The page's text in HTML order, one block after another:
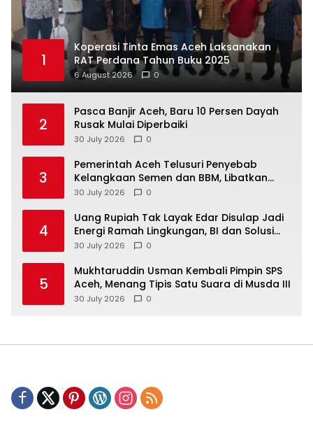
1
Koperasi Tinta Emas Aceh Laksanakan
RAT Perdana Tahun Buku 2025
6 August 2026 0
2
Pasca Banjir Aceh, Baru 10 Persen Dayah
Rusak Mulai Diperbaiki
30 July 2026 0
3
Pemerintah Aceh Telusuri Penyebab
Kelangkaan Semen dan BBM, Libatkan
Polda Aceh
30 July 2026 0
4
Uang Rupiah Tak Layak Edar Disulap Jadi
Energi Ramah Lingkungan, BI dan Solusi
Bangun Andalas Berkolaborasi di Aceh
30 July 2026 0
5
Mukhtaruddin Usman Kembali Pimpin SPS
Aceh, Menang Tipis Satu Suara di Musda III
30 July 2026 0